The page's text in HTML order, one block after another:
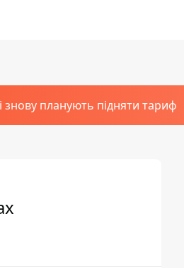
знову планують підняти тариф